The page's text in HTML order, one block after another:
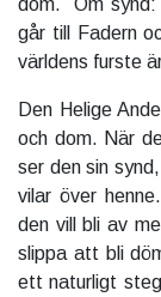
dom.
Om
går till Fadern
världens furste
Den Helige
och dom. När
ser den sin
vilar över
den vill bli av
slippa att bli
ett naturligt